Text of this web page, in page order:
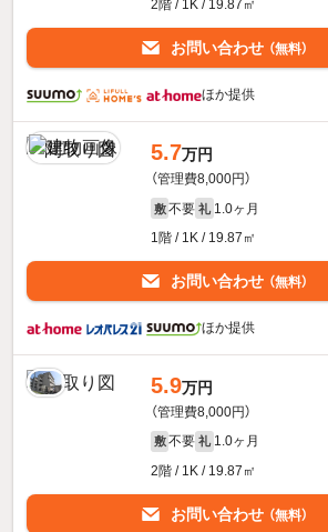
2階 / 1K / 19.87㎡
お問い合わせ （無料）
ほか提供
5.7万円
（管理費8,000円）
敷 不要 礼 1.0ヶ月
1階 / 1K / 19.87㎡
お問い合わせ （無料）
ほか提供
5.9万円
（管理費8,000円）
敷 不要 礼 1.0ヶ月
2階 / 1K / 19.87㎡
お問い合わせ （無料）